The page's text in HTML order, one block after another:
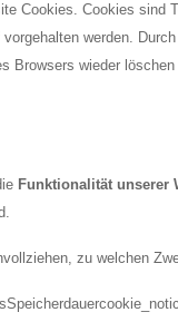
Cookies. Cookies sind
vorgehalten werden.
Browsers wieder
Funktionalität unserer
zu welchen